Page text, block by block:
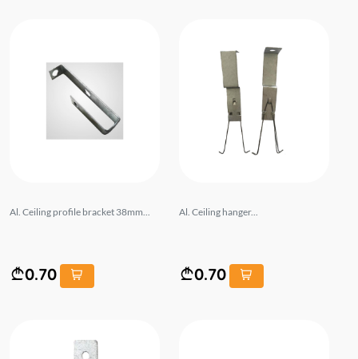
Al. Ceiling profile bracket 38mm...
0.70
Al. Ceiling hanger...
0.70